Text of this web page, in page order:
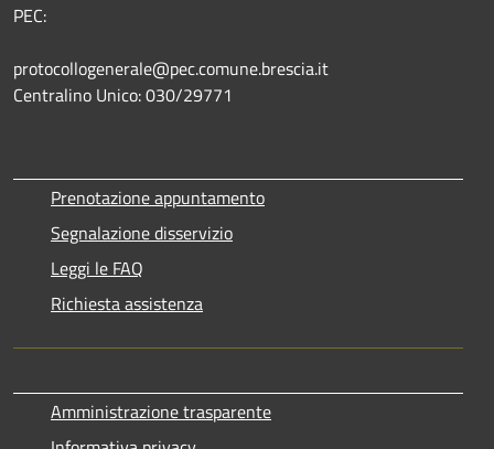
PEC:
protocollogenerale@pec.comune.brescia.it
Centralino Unico: 030/29771
Prenotazione appuntamento
Segnalazione disservizio
Leggi le FAQ
Richiesta assistenza
Amministrazione trasparente